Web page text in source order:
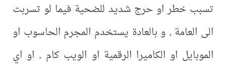
تسبب خطر او حرج شديد للضحية فيما لو تسربت
الى العامة , و بالعادة يستخدم المجرم الحاسوب او
الموبايل او الكاميرا الرقمية او الويب كام , او اي